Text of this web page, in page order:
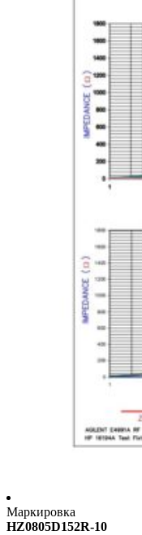
Маркировка
HZ0805D152R-10